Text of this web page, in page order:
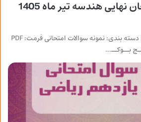
نمونه سوالات امتحان نهایی هندسه تیر ماه 1405
نام درس : هندسه یازدهم | دسته بندی: نمونه سوالات امتحانی فرمت: PDF
بــوکــ…